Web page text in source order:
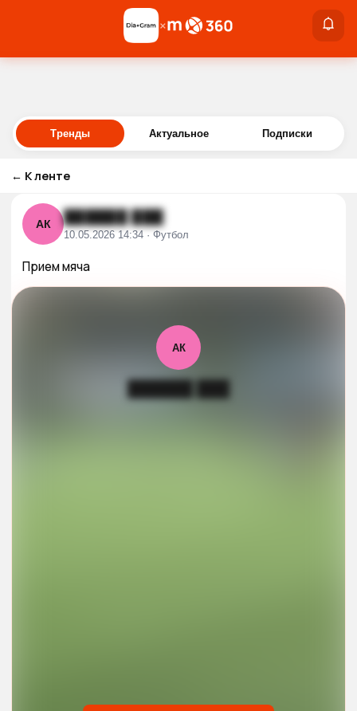
Войти
×
Тренды Актуальное Подписки
← К ленте
АК ██████ ███
10.05.2026 14:34 · Футбол
Прием мяча
АК
██████ ███